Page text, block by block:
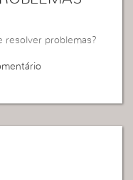
resolver problemas?